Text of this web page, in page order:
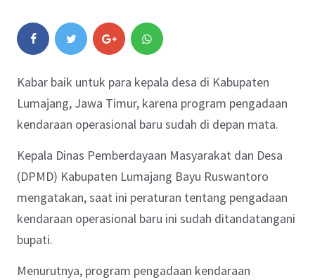
Kabar baik untuk para kepala desa di Kabupaten
Lumajang, Jawa Timur, karena program pengadaan
kendaraan operasional baru sudah di depan mata.
Kepala Dinas Pemberdayaan Masyarakat dan Desa
(DPMD) Kabupaten Lumajang Bayu Ruswantoro
mengatakan, saat ini peraturan tentang pengadaan
kendaraan operasional baru ini sudah ditandatangani
bupati.
Menurutnya, program pengadaan kendaraan